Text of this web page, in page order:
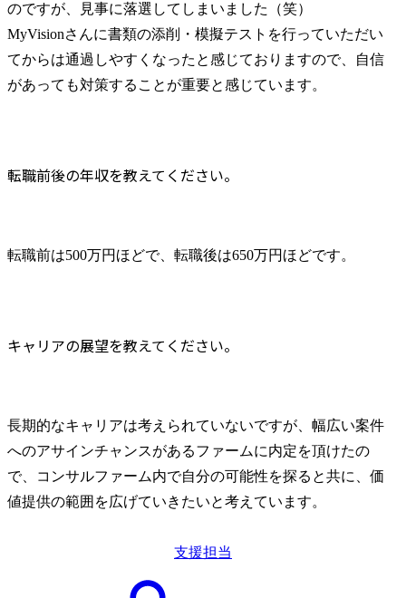
のですが、見事に落選してしまいました（笑）
MyVisionさんに書類の添削・模擬テストを行っていただい
てからは通過しやすくなったと感じておりますので、自信
があっても対策することが重要と感じています。
転職前後の年収を教えてください。
転職前は500万円ほどで、転職後は650万円ほどです。
キャリアの展望を教えてください。
長期的なキャリアは考えられていないですが、幅広い案件
へのアサインチャンスがあるファームに内定を頂けたの
で、コンサルファーム内で自分の可能性を探ると共に、価
値提供の範囲を広げていきたいと考えています。
支援担当